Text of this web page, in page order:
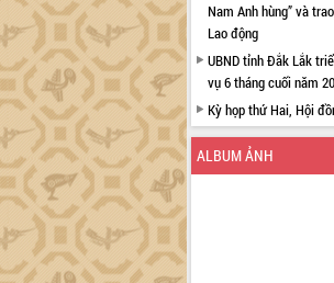
Nam Anh hùng” và
Lao động
UBND tỉnh Đắk Lắk
vụ 6 tháng cuối năm
Kỳ họp thứ Hai, Hội
tỉnh khóa XI quyết
quan trọng
Bí thư Tỉnh ủy Lương
ALBUM ẢNH